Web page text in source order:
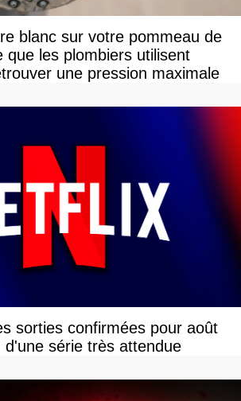
blanc sur votre pommeau de
que les plombiers utilisent
une pression maximale
sorties confirmées pour août
d'une série très attendue